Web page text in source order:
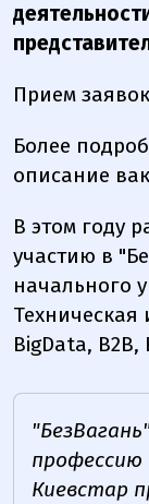
Прием
Более
описание
В этом году
участию в
начального
BigData, B2B,
профессию
Киевстар